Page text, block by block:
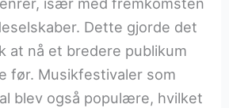
Dette gjorde det
at nå et bredere publikum
før. Musikfestivaler som
blev også populære, hvilket